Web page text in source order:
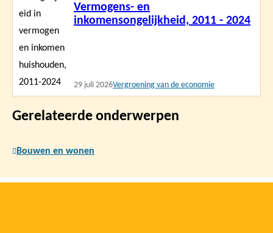
Vermogens- en
inkomensongelijkheid, 2011 - 2024
29 juli 2026Vergroening van de economie
meer
Gerelateerde onderwerpen
Bouwen en wonen